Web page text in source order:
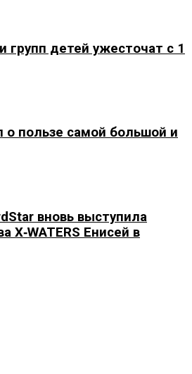
групп детей ужесточат с 1
о пользе самой большой и
вновь выступила
X‑WATERS Енисей в